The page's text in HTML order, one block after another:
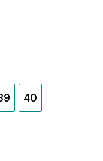
40